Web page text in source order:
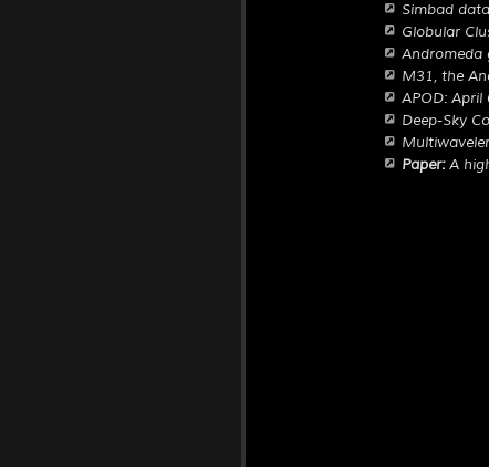
Simbad
Globular
Andromeda
M31, the
APOD: April
Deep-Sky
Paper:A